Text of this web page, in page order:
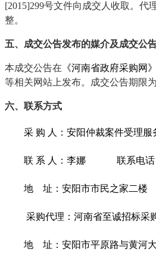
[2015]299号文件向成交人收取。代
整。
五、 成交公告发布的媒介及成交公
本成交公告在 《河南省政府采购网》
等相关网站上发布。
成交公告期限为
六、联系方式
采 购 人：安阳仲裁案件受理服
联 系 人：李娜 联系电话
地 址：安阳市市民之家二楼
采购代理： 河南省至诚招标采
地 址： 安阳市平原路与黄河